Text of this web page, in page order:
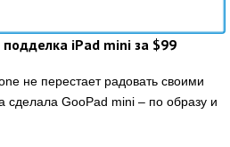
iPad mini за $99
не перестает радовать своими
сделала GooPad mini – по образу и